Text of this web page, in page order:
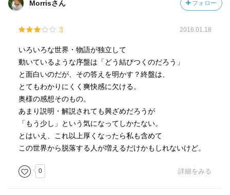
Morrisさん フォロー
3 2016.01.18
いろいろな世界・物語が独立して
動いているような序盤は「どう結びつくのだろう」
と面白いのだが、その答えを明かす？終盤は、
とてもわかりにくく爽快感に欠ける。
奥様の感想そのもの。
あまり説明・解説されても興ざめだろうが
「もう少し」という気になってしかたない。
とはいえ、これ以上厚くなったら私も含めて
この世界から脱落する人が増えるだけかもしれないけど。
0 詳細をみる